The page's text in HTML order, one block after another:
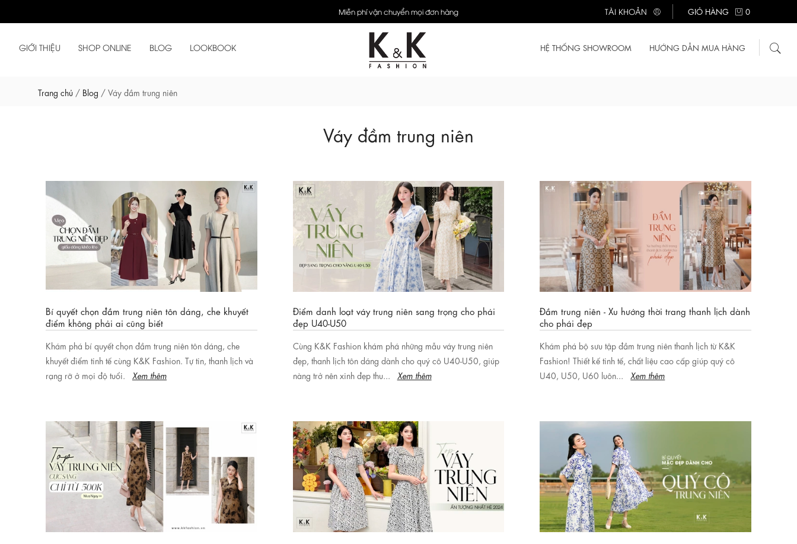
Miễn phí vận chuyển mọi đơn hàng TÀI KHOẢN GIỎ HÀNG 0
GIỚI THIỆU SHOP ONLINE BLOG LOOKBOOK HỆ THỐNG SHOWROOM HƯỚNG DẪN MUA HÀNG
Trang chủ / Blog / Váy đầm trung niên
Váy đầm trung niên
Bí quyết chọn đầm trung niên tôn dáng, che khuyết
điểm không phải ai cũng biết
Khám phá bí quyết chọn đầm trung niên tôn dáng, che
khuyết điểm tinh tế cùng K&K Fashion. Tự tin, thanh lịch và
rạng rỡ ở mọi độ tuổi.
Xem thêm
Điểm danh loạt váy trung niên sang trọng cho phái
đẹp U40-U50
Cùng K&K Fashion khám phá những mẫu váy trung niên
đẹp, thanh lịch tôn dáng dành cho quý cô U40-U50, giúp
nàng trở nên xinh đẹp thu...
Xem thêm
Đầm trung niên - Xu hướng thời trang thanh lịch dành
cho phái đẹp
Khám phá bộ sưu tập đầm trung niên thanh lịch từ K&K
Fashion! Thiết kế tinh tế, chất liệu cao cấp giúp quý cô
U40, U50, U60 luôn...
Xem thêm